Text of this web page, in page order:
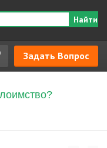
Найти
Задать Вопрос